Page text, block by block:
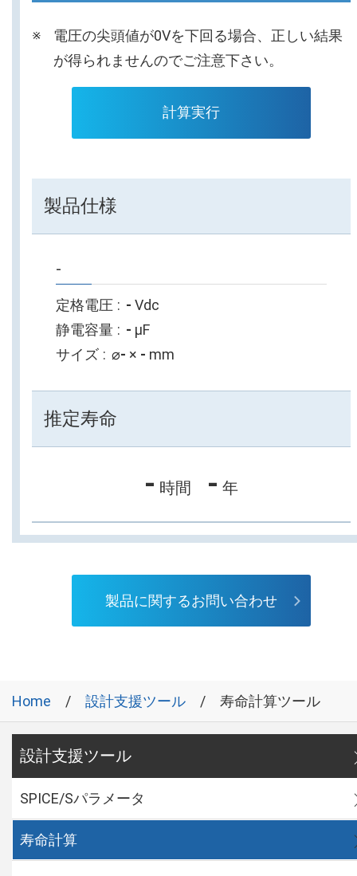
電圧の尖頭値が0Vを下回る場合、正しい結果
が得られませんのでご注意下さい。
計算実行
製品仕様
-
定格電圧 - Vdc
静電容量
- µF
サイズ
⌀- × - mm
推定寿命
- 時間 - 年
製品に関するお問い合わせ
Home 設計支援ツール 寿命計算ツール
設計支援ツール
SPICE/Sパラメータ
寿命計算